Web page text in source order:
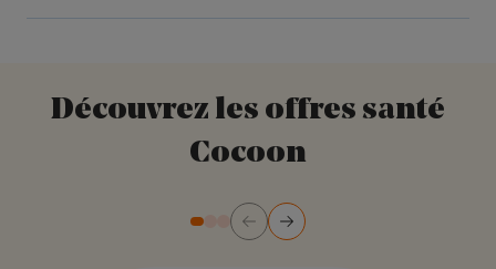
Découvrez les offres santé
Cocoon
Diapositive numéro 1
Diapositive numéro 2
Diapositive numéro 3
Précédent
Suivant